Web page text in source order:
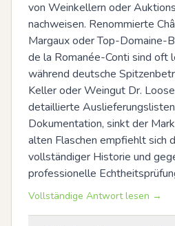
von Weinkellern oder
nachweisen. Renommierte
Margaux oder Top-Domaine-
de la Romanée-Conti sind oft
während deutsche
Keller oder Weingut Dr.
detaillierte
Dokumentation, sinkt der
alten Flaschen empfiehlt sich
vollständiger Historie und
professionelle
Vollständige Antwort lesen →